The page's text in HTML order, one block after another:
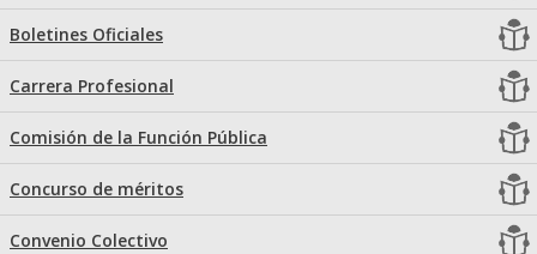
Boletines Oficiales
Carrera Profesional
Comisión de la Función Pública
Concurso de méritos
Convenio Colectivo